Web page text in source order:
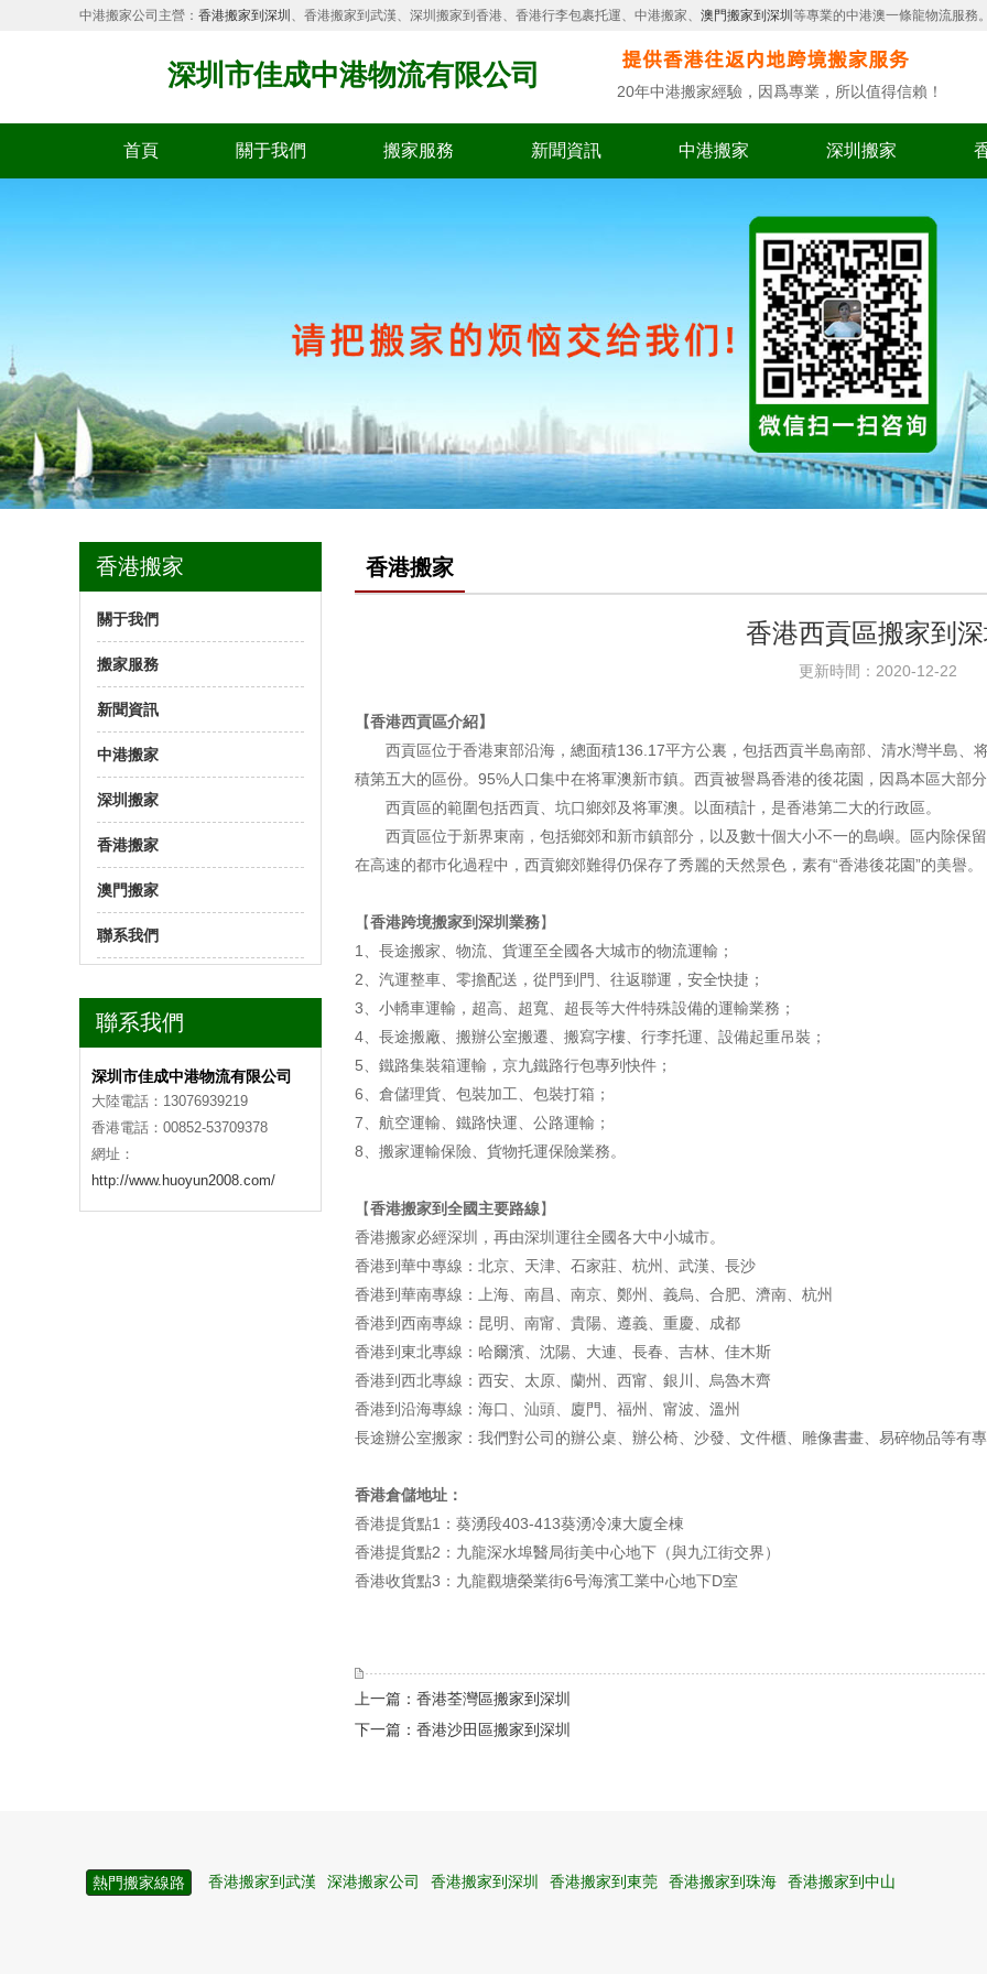
中港搬家公司主營： 香港搬家到深圳 、香港搬家到武漢、深圳搬家到香港、香港行李包裹托運、中港搬家、 澳門搬家到深圳 等專業的中港澳一條龍物流服務。
深圳市佳成中港物流有限公司 20年中港搬家經驗，因爲專業，所以值得信賴！
首頁 關于我們 搬家服務 新聞資訊 中港搬家 深圳搬家
香港搬家
關于我們
搬家服務
新聞資訊
中港搬家
深圳搬家
香港搬家
澳門搬家
聯系我們
聯系我們
深圳市佳成中港物流有限公司
大陸電話：13076939219
香港電話：00852-53709378
網址：
http://www.huoyun2008.com/
香港搬家
香港西貢區搬家到深
更新時間：2020-12-22
【香港西貢區介紹】
西貢區位于香港東部沿海，總面積136.17平方公裏，包括西貢半島南部、清水灣半島、
積第五大的區份。95%人口集中在将軍澳新市鎮。西貢被譽爲香港的後花園，因爲本區大部
西貢區的範圍包括西貢、坑口鄉郊及将軍澳。以面積計，是香港第二大的行政區。
西貢區位于新界東南，包括鄉郊和新市鎮部分，以及數十個大小不一的島嶼。區内除保
在高速的都巿化過程中，西貢鄉郊難得仍保存了秀麗的天然景色，素有“香港後花園”的美譽。
【香港跨境搬家到深圳業務】
1、長途搬家、物流、貨運至全國各大城市的物流運輸；
2、汽運整車、零擔配送，從門到門、往返聯運，安全快捷；
3、小轎車運輸，超高、超寬、超長等大件特殊設備的運輸業務；
4、長途搬廠、搬辦公室搬遷、搬寫字樓、行李托運、設備起重吊裝；
5、鐵路集裝箱運輸，京九鐵路行包專列快件；
6、倉儲理貨、包裝加工、包裝打箱；
7、航空運輸、鐵路快運、公路運輸；
8、搬家運輸保險、貨物托運保險業務。
【香港搬家到全國主要路線】
香港搬家必經深圳，再由深圳運往全國各大中小城市。
香港到華中專線：北京、天津、石家莊、杭州、武漢、長沙
香港到華南專線：上海、南昌、南京、鄭州、義烏、合肥、濟南、杭州
香港到西南專線：昆明、南甯、貴陽、遵義、重慶、成都
香港到東北專線：哈爾濱、沈陽、大連、長春、吉林、佳木斯
香港到西北專線：西安、太原、蘭州、西甯、銀川、烏魯木齊
香港到沿海專線：海口、汕頭、廈門、福州、甯波、溫州
長途辦公室搬家：我們對公司的辦公桌、辦公椅、沙發、文件櫃、雕像書畫、易碎物品等有專
香港倉儲地址：
香港提貨點1：葵湧段403-413葵湧冷凍大廈全棟
香港提貨點2：九龍深水埠醫局街美中心地下（與九江街交界）
香港收貨點3：九龍觀塘榮業街6号海濱工業中心地下D室
上一篇：香港荃灣區搬家到深圳
下一篇：香港沙田區搬家到深圳
熱門搬家線路 香港搬家到武漢 深港搬家公司 香港搬家到深圳 香港搬家到東莞 香港搬家到珠海 香港搬家到中山